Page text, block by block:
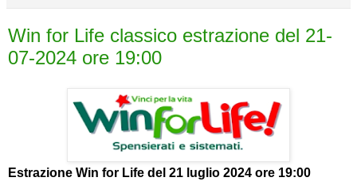
Win for Life classico estrazione del 21-
07-2024 ore 19:00
Estrazione Win for Life del 21 luglio 2024 ore 19:00